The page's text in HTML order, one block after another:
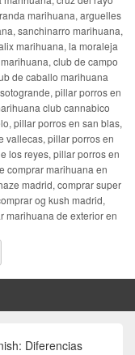
marihuana, arguelles
sanchinarro marihuana,
marihuana, la moraleja
club de campo
de caballo marihuana
pillar porros en
club cannabico
pillar porros en san blas,
vallecas, pillar porros en
los reyes, pillar porros en
comprar marihuana en
madrid, comprar super
og kush madrid,
marihuana de exterior en
Diferencias